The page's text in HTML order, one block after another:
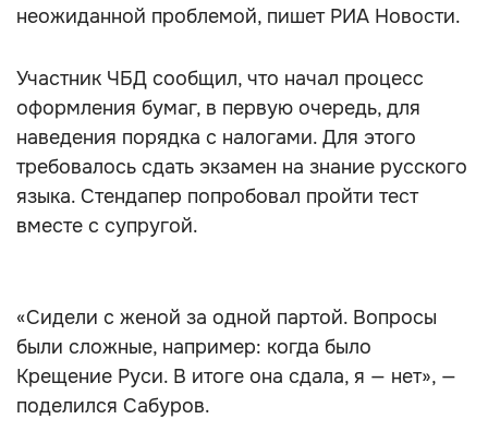
неожиданной проблемой, пишет РИА Новости.
Участник ЧБД сообщил, что начал процесс
оформления бумаг, в первую очередь, для
наведения порядка с налогами. Для этого
требовалось сдать экзамен на знание русского
языка. Стендапер попробовал пройти тест
вместе с супругой.
«Сидели с женой за одной партой. Вопросы
были сложные, например: когда было
Крещение Руси. В итоге она сдала, я — нет», —
поделился Сабуров.